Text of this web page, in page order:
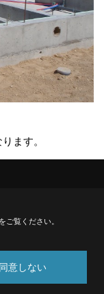
ます。
ご覧ください。
同意しない